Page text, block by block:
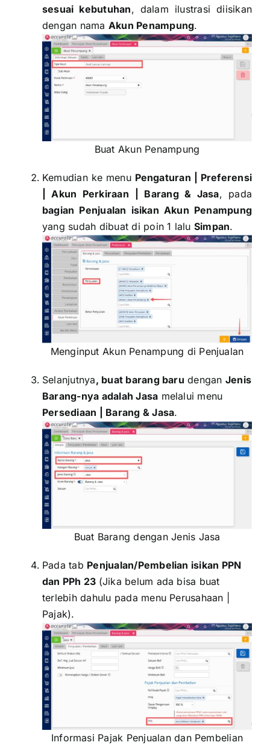
sesuai kebutuhan, dalam ilustrasi diisikan
dengan nama Akun Penampung.
Buat Akun Penampung
Kemudian ke menu Pengaturan | Preferensi
| Akun Perkiraan
| Barang & Jasa, pada
bagian Penjualan isikan Akun Penampung
yang sudah dibuat di poin 1 lalu Simpan.
Menginput Akun Penampung di Penjualan
Selanjutnya, buat barang baru dengan Jenis
Barang-nya adalah Jasa melalui menu
Persediaan | Barang & Jasa.
Buat Barang dengan Jenis Jasa
Pada tab Penjualan/Pembelian isikan PPN
dan PPh 23 (Jika belum ada bisa buat
terlebih dahulu pada menu Perusahaan |
Pajak).
Informasi Pajak Penjualan dan Pembelian